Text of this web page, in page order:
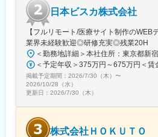
ンライン医局”として多くの医師に
コミュニティを通じて、医師は他
療の選択肢を広げたりすることがで
良い医療を届けることにつながって
どまらず、医師同士の相互支援を
を高める仕組みを提供している点
となっています。
日本ビスカ株式会社
【フルリモート/医療サイト制作のWEB
業界未経験歓迎◎研修充実◎残業20H
掲載予定期間： 2026/7/30（木） 〜
2026/10/28（水）
更新日： 2026/7/30（木）
株式会社ＨＯＫＵＴＯ